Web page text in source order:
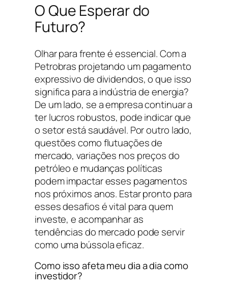
O Que Esperar do
Futuro?
Olhar para frente é essencial. Com a
Petrobras projetando um pagamento
expressivo de dividendos, o que isso
significa para a indústria de energia?
De um lado, se a empresa continuar a
ter lucros robustos, pode indicar que
o setor está saudável. Por outro lado,
questões como flutuações de
mercado, variações nos preços do
petróleo e mudanças políticas
podem impactar esses pagamentos
nos próximos anos. Estar pronto para
esses desafios é vital para quem
investe, e acompanhar as
tendências do mercado pode servir
como uma bússola eficaz.
Como isso afeta meu dia a dia como
investidor?